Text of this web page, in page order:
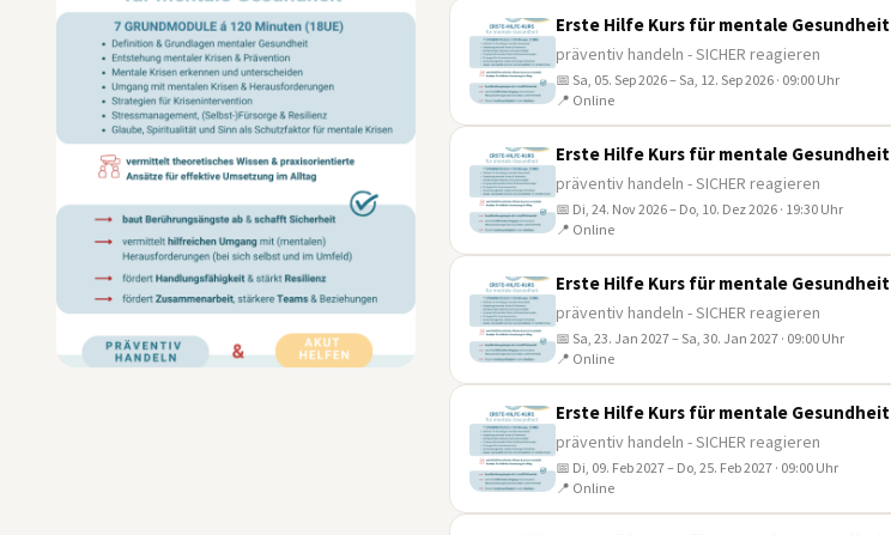
Erste Hilfe Kurs für mentale Gesundheit
präventiv handeln - SICHER reagieren
📅 Sa, 05. Sep 2026 – Sa, 12. Sep 2026 · 09:00 Uhr
📍 Online
Erste Hilfe Kurs für mentale Gesundheit
präventiv handeln - SICHER reagieren
📅 Di, 24. Nov 2026 – Do, 10. Dez 2026 · 19:30 Uhr
📍 Online
Erste Hilfe Kurs für mentale Gesundheit
präventiv handeln - SICHER reagieren
📅 Sa, 23. Jan 2027 – Sa, 30. Jan 2027 · 09:00 Uhr
📍 Online
Erste Hilfe Kurs für mentale Gesundheit
präventiv handeln - SICHER reagieren
📅 Di, 09. Feb 2027 – Do, 25. Feb 2027 · 09:00 Uhr
📍 Online